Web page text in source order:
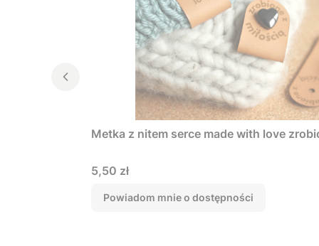
Metka z nitem serce made with love
Cena
5,50 zł
Powiadom mnie o dostępności